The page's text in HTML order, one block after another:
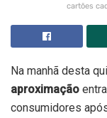
cartões
Na manhã desta
aproximação
consumidores